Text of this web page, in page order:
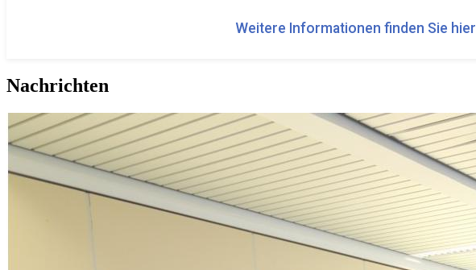
Weitere Informationen finden Sie hier
Nachrichten